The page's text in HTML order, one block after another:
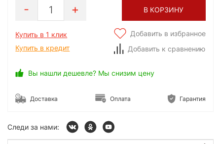
1 В КОРЗИНУ
Купить в 1 клик
Купить в кредит
Добавить в избранное
Добавить к сравнению
Вы нашли дешевле? Мы снизим цену
Доставка Оплата Гарантия
Следи за нами: